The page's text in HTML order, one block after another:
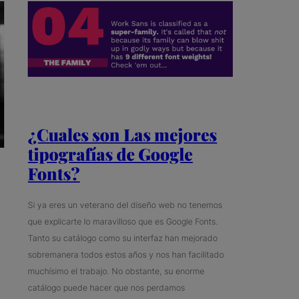
¿Cuales son Las mejores
tipografías de Google
Fonts?
Si ya eres un veterano del diseño web no tenemos
que explicarte lo maravilloso que es Google Fonts.
Tanto su catálogo como su interfaz han mejorado
sobremanera todos estos años y nos han facilitado
muchísimo el trabajo. No obstante, su enorme
catálogo puede hacer que nos perdamos